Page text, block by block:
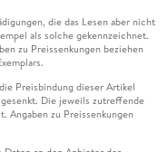
die das Lesen aber nicht
als solche gekennzeichnet.
zu Preissenkungen beziehen
Preisbindung dieser Artikel
Die jeweils zutreffende
Angaben zu Preissenkungen